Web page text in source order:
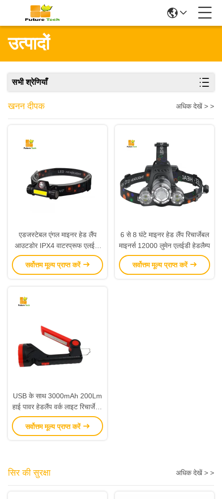
उत्पादों
सभी श्रेणियाँ
खनन दीपक अधिक देखें > >
एडजस्टेबल एंगल माइनर हेड लैंप
आउटडोर IPX4 वाटरप्रूफ एलईडी
हेडलैंप
सर्वोत्तम मूल्य प्राप्त करें
6 से 8 घंटे माइनर हेड लैंप रिचार्जेबल
माइनर्स 12000 लुमेन एलईडी हेडलैम्प
सर्वोत्तम मूल्य प्राप्त करें
USB के साथ 3000mAh 200Lm
हाई पावर हेडलैंप वर्क लाइट रिचार्जेबल
एलईडी स्पॉटलाइट
सर्वोत्तम मूल्य प्राप्त करें
सिर की सुरक्षा अधिक देखें > >